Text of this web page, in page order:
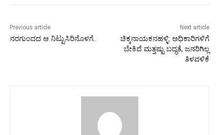
Previous article
ನರಗುಂದದ ಆ ನಿಟ್ಟುಸಿರಿನೊಳಗೆ..
Next article
ಚಿಕ್ಕನಾಯಕನಹಳ್ಳಿ: ಅಧಿಕಾರಿಗಳಿಗೆ
ಬೇಕಿದೆ ಮತ್ತಷ್ಟು ಬದ್ಧತೆ,‌ ಜನರಿಗಿಲ್ಲ
ತಿಳವಳಿಕೆ